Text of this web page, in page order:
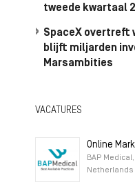
tweede kwartaal
SpaceX overtreft
blijft miljarden
Marsambities
VACATURES
Online
BAP
Netherlands